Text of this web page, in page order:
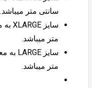
سانتی متر میباشد.
متر میباشد.
متر میباشد.